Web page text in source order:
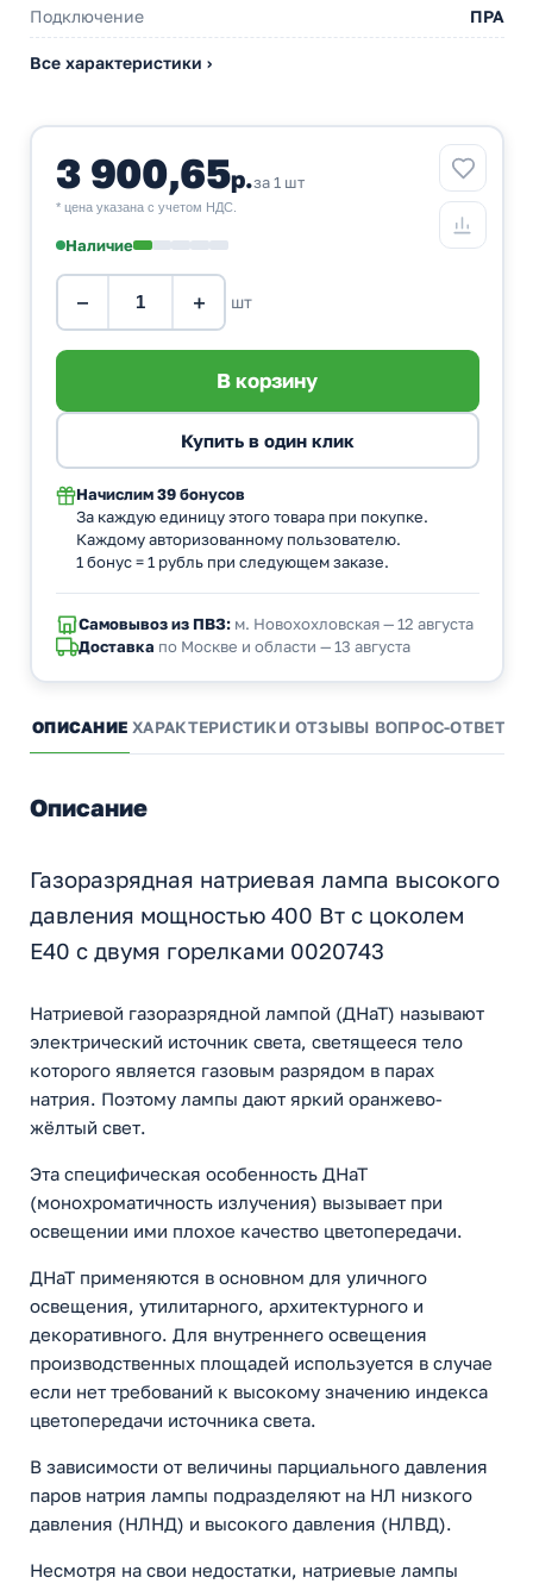
Подключение ПРА
Все характеристики ›
3 900,65р.за 1 шт
* цена указана с учетом НДС.
Наличие
− + шт
Начислим 39 бонусов
За каждую единицу этого товара при покупке.
Каждому авторизованному пользователю.
1 бонус = 1 рубль при следующем заказе.
Самовывоз из ПВЗ:м. Новохохловская — 12 августа
Доставка по Москве и области — 13 августа
ОПИСАНИЕ ХАРАКТЕРИСТИКИ ОТЗЫВЫ ВОПРОС-ОТВЕТ
Описание
Газоразрядная натриевая лампа высокого
давления мощностью 400 Вт с цоколем
E40 с двумя горелками 0020743
Натриевой газоразрядной лампой (ДНаТ) называют
электрический источник света, светящееся тело
которого является газовым разрядом в парах
натрия. Поэтому лампы дают яркий оранжево-
жёлтый свет.
Эта специфическая особенность ДНаТ
(монохроматичность излучения) вызывает при
освещении ими плохое качество цветопередачи.
ДНаТ применяются в основном для уличного
освещения, утилитарного, архитектурного и
декоративного. Для внутреннего освещения
производственных площадей используется в случае
если нет требований к высокому значению индекса
цветопередачи источника света.
В зависимости от величины парциального давления
паров натрия лампы подразделяют на НЛ низкого
давления (НЛНД) и высокого давления (НЛВД).
Несмотря на свои недостатки, натриевые лампы